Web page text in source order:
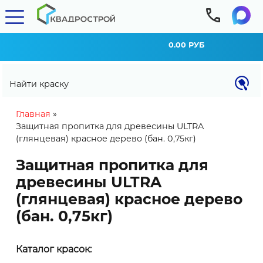
Найти краску
0.00 РУБ
You are here
Главная »
Защитная пропитка для древесины ULTRA
(глянцевая) красное дерево (бан. 0,75кг)
Защитная пропитка для
древесины ULTRA
(глянцевая) красное дерево
(бан. 0,75кг)
Каталог красок: